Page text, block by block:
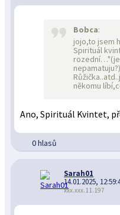
Bobca:
jojo,to jsem
Spirituál
někomu
Ano, Spirituál Kvintet,
0 hlasů
Sarah01
14.01.2025,
xxx.xxx.11.197